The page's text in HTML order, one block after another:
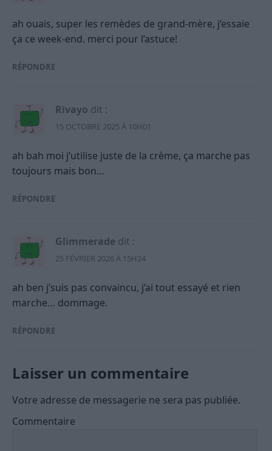
ah ouais, super les remèdes de grand-mère, j’essaie
ça ce week-end. merci pour l’astuce!
RÉPONDRE
Rivayo dit :
15 OCTOBRE 2025 À 10H01
ah bah moi j’utilise juste de la crème, ça marche pas
toujours mais bon…
RÉPONDRE
Glimmerade dit :
25 FÉVRIER 2026 À 15H24
ah ben j’suis pas convaincu, j’ai tout essayé et rien
marche… dommage.
RÉPONDRE
Laisser un commentaire
Votre adresse de messagerie ne sera pas publiée.
Commentaire